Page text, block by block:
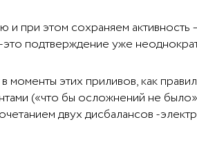
и при этом сохраняем
подтверждение уже
этих приливов, как
(«что бы осложнений не
двух дисбалансов -